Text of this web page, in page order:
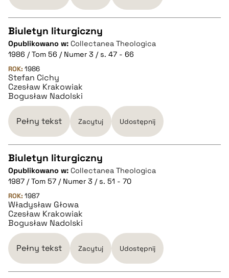
pobierz cytat
CZYSTY TEKST
pobierz cytat
Biuletyn liturgiczny
Opublikowano w: Collectanea Theologica
1986 / Tom 56 / Numer 3 / s. 47 - 66
ROK: 1986
Stefan Cichy
Czesław Krakowiak
Bogusław Nadolski
Pełny tekst Zacytuj Udostępnij
CZYSTY TEKST
pobierz cytat
Biuletyn liturgiczny
Opublikowano w: Collectanea Theologica
1987 / Tom 57 / Numer 3 / s. 51 - 70
ROK: 1987
Władysław Głowa
Czesław Krakowiak
Bogusław Nadolski
Pełny tekst Zacytuj Udostępnij